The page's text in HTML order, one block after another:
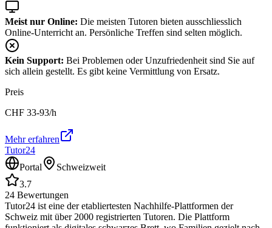
Meist nur Online: Die meisten Tutoren bieten ausschliesslich
Online-Unterricht an. Persönliche Treffen sind selten möglich.
Kein Support: Bei Problemen oder Unzufriedenheit sind Sie auf
sich allein gestellt. Es gibt keine Vermittlung von Ersatz.
Preis
CHF 33-93/h
Mehr erfahren
Tutor24
Portal
Schweizweit
3.7
24 Bewertungen
Tutor24 ist eine der etabliertesten Nachhilfe-Plattformen der
Schweiz mit über 2000 registrierten Tutoren. Die Plattform